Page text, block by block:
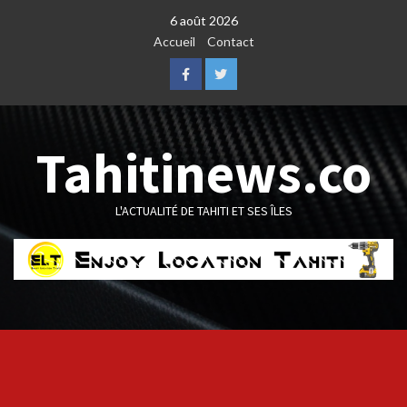
6 août 2026
Accueil
Contact
FacebookTwitter
Tahitinews.co
L'ACTUALITÉ DE TAHITI ET SES ÎLES